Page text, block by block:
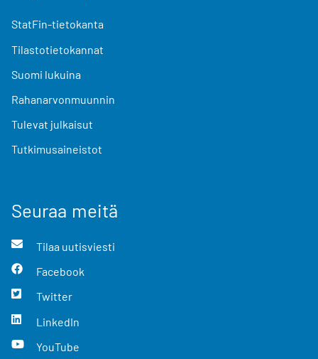
StatFin-tietokanta
Tilastotietokannat
Suomi lukuina
Rahanarvonmuunnin
Tulevat julkaisut
Tutkimusaineistot
Seuraa meitä
Tilaa uutisviesti
Facebook
Twitter
LinkedIn
YouTube